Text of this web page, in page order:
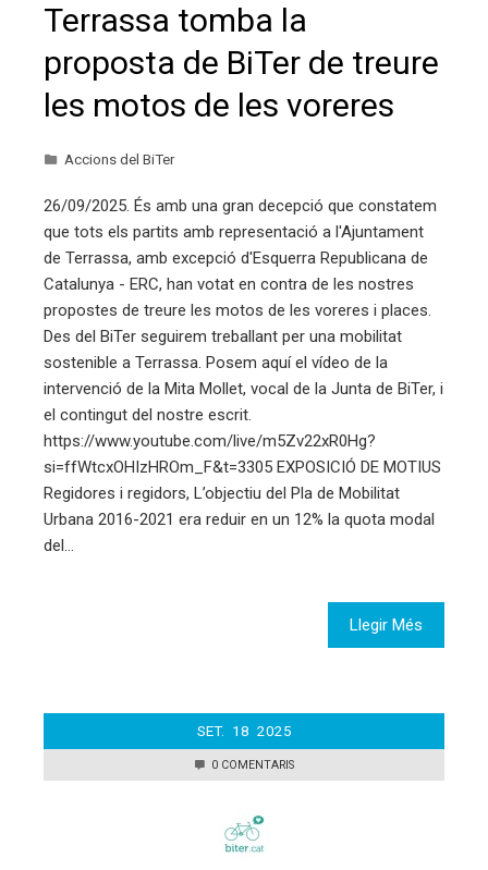
Terrassa tomba la
proposta de BiTer de treure
les motos de les voreres
Accions del BiTer
26/09/2025. És amb una gran decepció que constatem
que tots els partits amb representació a l'Ajuntament
de Terrassa, amb excepció d'Esquerra Republicana de
Catalunya - ERC, han votat en contra de les nostres
propostes de treure les motos de les voreres i places.
Des del BiTer seguirem treballant per una mobilitat
sostenible a Terrassa. Posem aquí el vídeo de la
intervenció de la Mita Mollet, vocal de la Junta de BiTer, i
el contingut del nostre escrit.
https://www.youtube.com/live/m5Zv22xR0Hg?
si=ffWtcxOHIzHROm_F&t=3305 EXPOSICIÓ DE MOTIUS
Regidores i regidors, L’objectiu del Pla de Mobilitat
Urbana 2016-2021 era reduir en un 12% la quota modal
del…
Llegir Més
SET. 18 2025
0 COMENTARIS